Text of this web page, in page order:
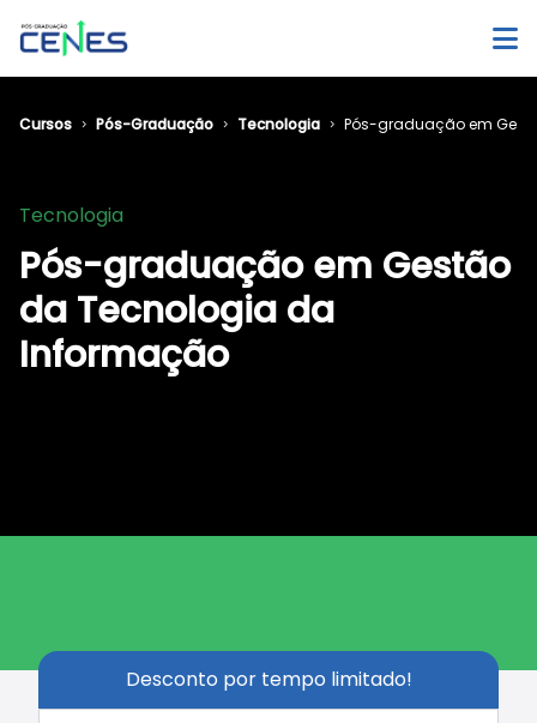
Cursos Pós-Graduação Tecnologia Pós-graduação em
Tecnologia
Pós-graduação em Gestão
da Tecnologia da
Informação
Desconto por tempo limitado!